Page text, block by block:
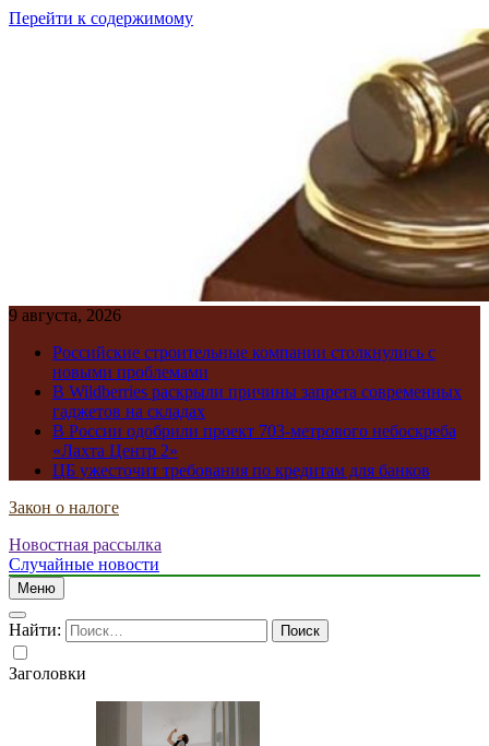
Перейти к содержимому
9 августа, 2026
Российские строительные компании столкнулись с
новыми проблемами
В Wildberries раскрыли причины запрета современных
гаджетов на складах
В России одобрили проект 703-метрового небоскреба
«Лахта Центр 2»
ЦБ ужесточит требования по кредитам для банков
Закон о налоге
Новостная рассылка
Случайные новости
Меню
Найти:
Заголовки